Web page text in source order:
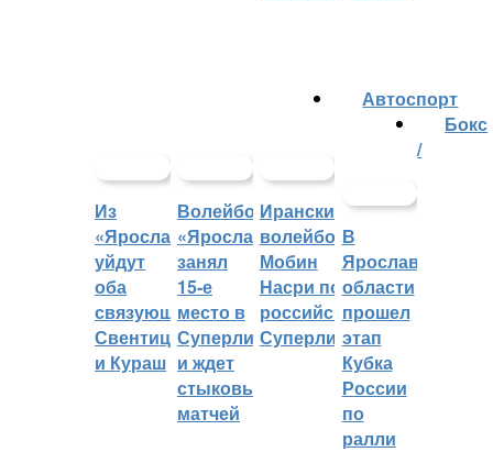
Из
«Ярославича»
уйдут
оба
связующих:
Свентицкис
и Кураш
Волейбольный
«Ярославич»
занял
15-е
место в
Суперлиге
и ждет
стыковых
матчей
Иранский
волейболист
Мобин
Насри покинет
российскую
Суперлигу
Автоспорт
В
Ярославской
области
прошел
этап
Кубка
России
по
ралли
Бокс
/